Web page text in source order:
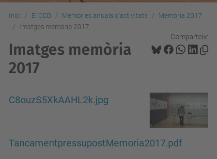
Inici El CCD Memòries anuals d'activitats
Memòria 2017
Imatges memòria 2017
Comparteix:
Imatges memòria
2017
C8ouzS5XkAAHL2k.jpg
TancamentpressupostMemoria2017.pdf